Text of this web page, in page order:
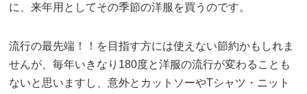
に、来年用としてその季節の洋服を買うのです。
流行の最先端！！を目指す方には使えない節約かもしれま
せんが、毎年いきなり180度と洋服の流行が変わることも
ないと思いますし、意外とカットソーやTシャツ・ニット